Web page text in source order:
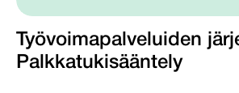
Työvoimapalveluiden
Palkkatukisääntely